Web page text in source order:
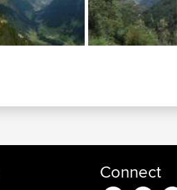
Connect